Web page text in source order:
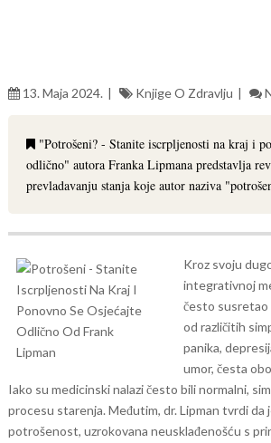
13. Maja 2024. Knjige O Zdravlju
"Potrošeni? - Stanite iscrpljenosti na kraj i
odlično" autora Franka Lipmana predstavlja
prevladavanju stanja koje autor naziva
Kroz svoju
integrativnoj
često susretao
od različitih
panika,
umor, česta
Iako su medicinski nalazi često bili normalni,
procesu starenja. Međutim, dr. Lipman tvrdi da
potrošenost, uzrokovana neusklađenošću s